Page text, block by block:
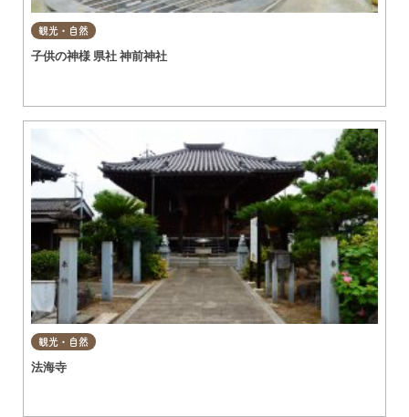
観光・自然
子供の神様 県社 神前神社
観光・自然
法海寺